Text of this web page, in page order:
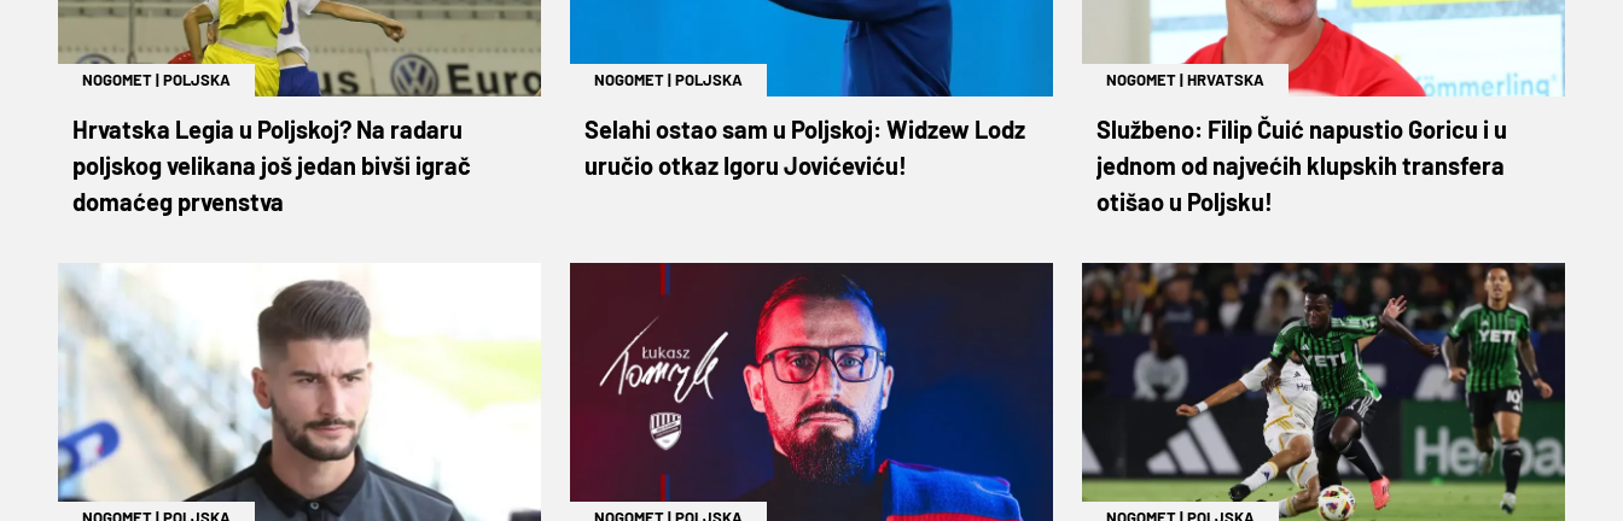
NOGOMET|POLJSKA
Hrvatska Legia u Poljskoj? Na radaru
poljskog velikana još jedan bivši igrač
domaćeg prvenstva
NOGOMET|POLJSKA
Selahi ostao sam u Poljskoj: Widzew Lodz
uručio otkaz Igoru Jovićeviću!
NOGOMET|HRVATSKA
Službeno: Filip Čuić napustio Goricu i u
jednom od najvećih klupskih transfera
otišao u Poljsku!